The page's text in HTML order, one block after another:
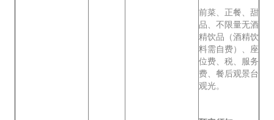
前菜、正餐、甜
品、不限量无酒
精饮品（酒精饮
料需自费）、座
位费、税、服务
费、餐后观景台
观光。